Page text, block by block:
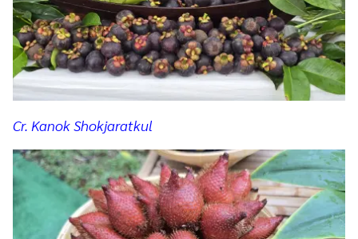
Cr. Kanok Shokjaratkul